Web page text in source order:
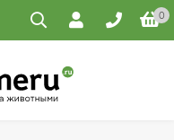
0